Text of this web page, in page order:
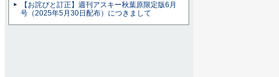
【お詫びと訂正】週刊アスキー秋葉原限定版6月
号（2025年5月30日配布）につきまして